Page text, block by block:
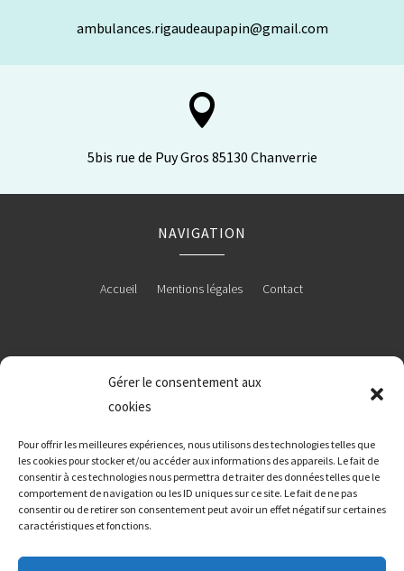
Gérer le consentement aux
cookies
Pour offrir les meilleures expériences, nous utilisons des technologies telles que
les cookies pour stocker et/ou accéder aux informations des appareils. Le fait de
consentir à ces technologies nous permettra de traiter des données telles que le
comportement de navigation ou les ID uniques sur ce site. Le fait de ne pas
consentir ou de retirer son consentement peut avoir un effet négatif sur certaines
caractéristiques et fonctions.
ambulances.rigaudeaupapin@gmail.com

5bis rue de Puy Gros 85130 Chanverrie
NAVIGATION
Accueil Mentions légales Contact